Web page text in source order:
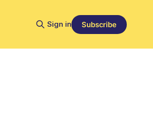
Sign in Subscribe